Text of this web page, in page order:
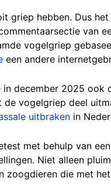
griep hebben. Dus
van
vogelgriep
een andere
december 2025 ook
de vogelgriep deel
uitbraken in
met behulp van
Niet alleen
zoogdieren die met